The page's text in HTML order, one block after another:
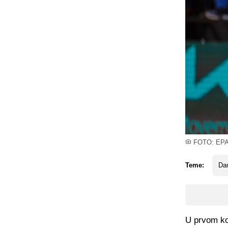
FOTO:
Teme:
U prvom